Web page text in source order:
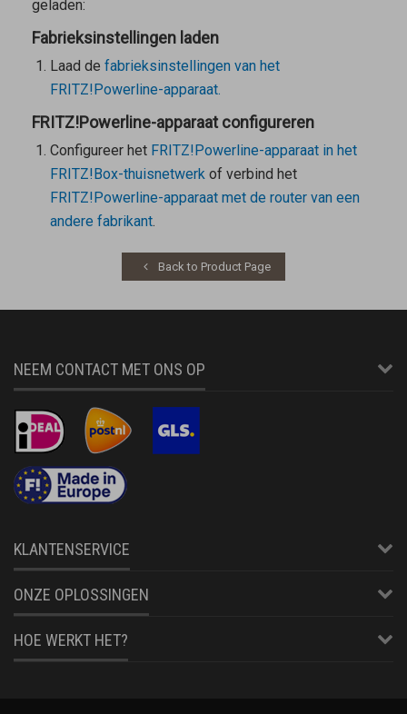
geladen:
Fabrieksinstellingen laden
Laad de fabrieksinstellingen van het
FRITZ!Powerline-apparaat.
FRITZ!Powerline-apparaat configureren
Configureer het FRITZ!Powerline-apparaat in het
FRITZ!Box-thuisnetwerk of verbind het
FRITZ!Powerline-apparaat met de router van een
andere fabrikant.
Back to Product Page
NEEM CONTACT MET ONS OP
KLANTENSERVICE
ONZE OPLOSSINGEN
HOE WERKT HET?